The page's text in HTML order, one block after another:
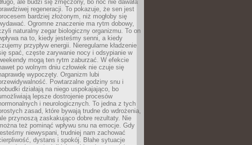
ale budzi się zmęczony, bo noc nie dawała
regeneracji. To pokazuje, że sen jest
bardziej złożonym, niż mogłoby się
Ogromne znaczenie ma rytm dobowy,
naturalny zegar biologiczny organizmu. To on
na to, kiedy jesteśmy senni, a kiedy
przypływ energii. Nieregularne kładzenie
spać, częste zarywanie nocy i odsypianie w
mogą ten rytm zaburzać. W efekcie
po wolnym dniu człowiek nie czuje się
wypoczęty. Organizm lubi
Powtarzalne godziny snu i
działają na niego uspokajająco, bo
lepsze dostrojenie procesów
i neurologicznych. To jedna z tych
zasad, które bywają trudne do wdrożenia,
przynoszą zaskakująco dobre rezultaty. Nie
też pominąć wpływu snu na emocje. Gdy
niewyspani, trudniej nam zachować
dystans i spokój. Błahe sytuacje